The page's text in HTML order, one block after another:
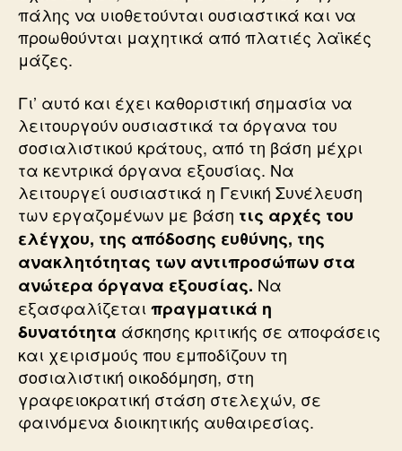
πάλης να υιοθετούνται ουσιαστικά και να
προωθούνται μαχητικά από πλατιές λαϊκές
μάζες.
Γι’ αυτό και έχει καθοριστική σημασία να
λειτουργούν ουσιαστικά τα όργανα του
σοσιαλιστικού κράτους, από τη βάση μέχρι
τα κεντρικά όργανα εξουσίας. Να
λειτουργεί ουσιαστικά η Γενική Συνέλευση
των εργαζομένων με βάση τις αρχές του
ελέγχου, της απόδοσης ευθύνης, της
ανακλητότητας των αντιπροσώπων στα
ανώτερα όργανα εξουσίας. Να
εξασφαλίζεταιπραγματικά η
δυνατότητα άσκησης κριτικής σε αποφάσεις
και χειρισμούς που εμποδίζουν τη
σοσιαλιστική οικοδόμηση, στη
γραφειοκρατική στάση στελεχών, σε
φαινόμενα διοικητικής αυθαιρεσίας.